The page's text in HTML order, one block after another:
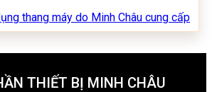
THIẾT BỊ MINH CHÂU